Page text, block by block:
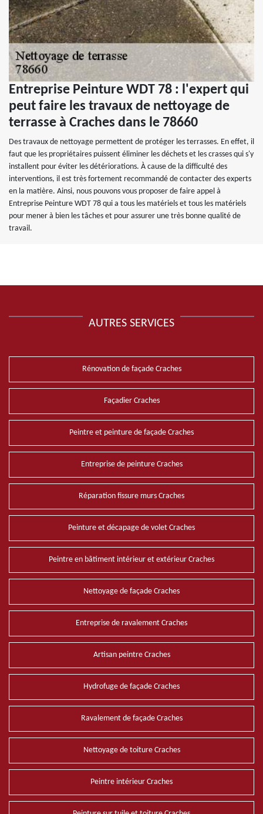
Entreprise Peinture WDT 78 : l'expert qui
peut faire les travaux de nettoyage de
terrasse à Craches dans le 78660
Des travaux de nettoyage permettent de protéger les terrasses. En effet, il
faut que les propriétaires puissent éliminer les déchets et les crasses qui s'y
installent pour éviter les détériorations. À cause de la difficulté des
interventions, il est très fortement recommandé de contacter des experts
en la matière. Ainsi, nous pouvons vous proposer de faire appel à
Entreprise Peinture WDT 78 qui a tous les matériels et tous les matériels
pour mener à bien les tâches et pour assurer une très bonne qualité de
travail.
AUTRES SERVICES
Rénovation de façade Craches
Façadier Craches
Peintre et peinture de façade Craches
Entreprise de peinture Craches
Réparation fissure murs Craches
Peinture et décapage de volet Craches
Peintre en bâtiment intérieur et extérieur Craches
Nettoyage de façade Craches
Entreprise de ravalement Craches
Artisan peintre Craches
Hydrofuge de façade Craches
Ravalement de façade Craches
Nettoyage de toiture Craches
Peintre intérieur Craches